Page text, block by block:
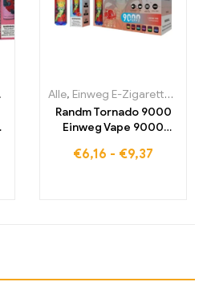
Einweg-E-Zigaretten Belgien,
Alle, Einweg E-Zigaretten
Randm Tornado 9000
Einweg Vape 9000
€6,16 - €9,37